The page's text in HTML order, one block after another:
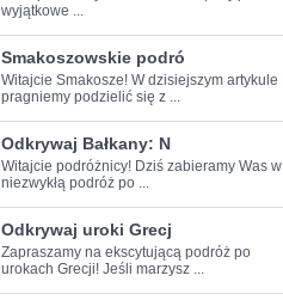
wyjątkowe ...
Smakoszowskie podró
Witajcie Smakosze! W dzisiejszym artykule
pragniemy podzielić się z‍ ...
Odkrywaj Bałkany: N
Witajcie podróżnicy! Dziś zabieramy Was w
niezwykłą podróż po ...
Odkrywaj uroki Grecj
Zapraszamy na ekscytującą podróż po
urokach Grecji! Jeśli marzysz ...